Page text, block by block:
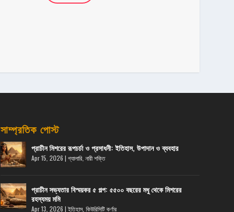
সাম্প্রতিক পোস্ট
প্রাচীন মিশরের রূপচর্চা ও প্রসাধনী: ইতিহাস, উপাদান ও ব্যবহার
Apr 15, 2026 | গ্যালারি, নারী শক্তি
প্রাচীন সভ্যতার বিস্ময়কর ৫ গল্প: ৫৫০০ বছরের মধু থেকে মিশরের
রহস্যময় মমি
Apr 13, 2026 | ইতিহাস, কিউরিসিটি কর্ণার